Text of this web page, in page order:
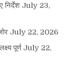
July 23,
July 22, 2026
पूर्ण July 22,